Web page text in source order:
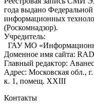
года выдано
информационных
(Роскомнадзор).
Учредитель:
ГАУ МО
Доменное имя сайта:
Главный редактор:
Адрес: Московская обл.,
к. 1, помещ. XXIII
Контакты